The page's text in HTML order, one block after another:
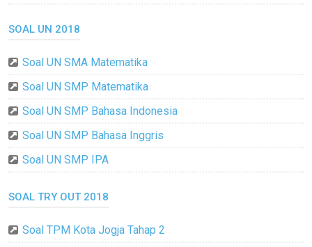
SOAL UN 2018
Soal UN SMA Matematika
Soal UN SMP Matematika
Soal UN SMP Bahasa Indonesia
Soal UN SMP Bahasa Inggris
Soal UN SMP IPA
SOAL TRY OUT 2018
Soal TPM Kota Jogja Tahap 2